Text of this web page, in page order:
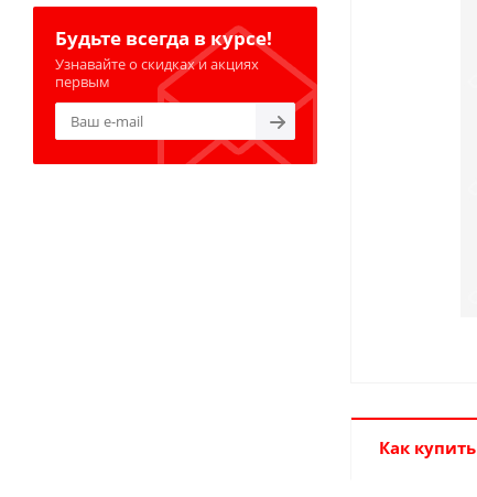
Как купить
Будьте всегда в курсе!
Узнавайте о скидках и акциях
первым